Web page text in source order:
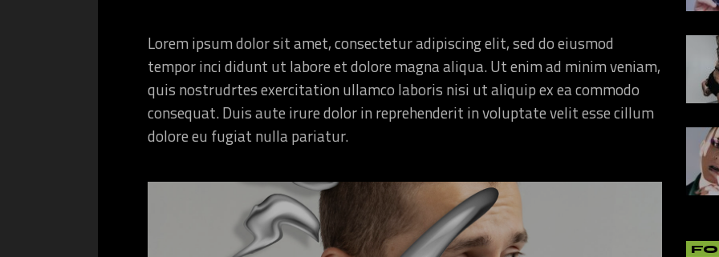
Lorem ipsum dolor sit amet, consectetur adipiscing elit, sed do eiusmod
tempor inci didunt ut labore et dolore magna aliqua. Ut enim ad minim veniam,
quis nostrudrtes exercitation ullamco laboris nisi ut aliquip ex ea commodo
consequat. Duis aute irure dolor in reprehenderit in voluptate velit esse cillum
dolore eu fugiat nulla pariatur.